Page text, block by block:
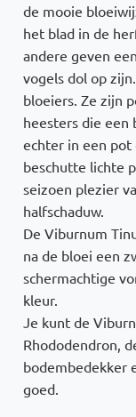
de mooie
het blad in de
andere geven
vogels dol op
bloeiers. Ze zijn
heesters die een
echter in een pot
beschutte lichte
seizoen plezier
halfschaduw.
De Viburnum
na de bloei een
schermachtige
kleur.
Je kunt de
Rhododendron,
bodembedekker
goed.